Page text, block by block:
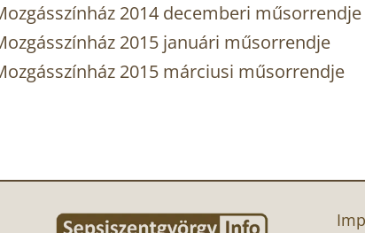
2014 decemberi műsorrendje
2015 januári műsorrendje
2015 márciusi műsorrendje